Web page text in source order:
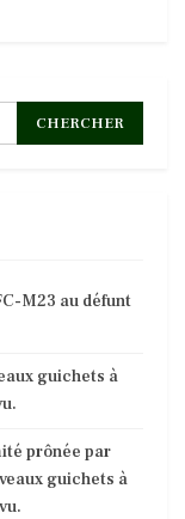
M23 au défunt
guichets à
prônée par
guichets à